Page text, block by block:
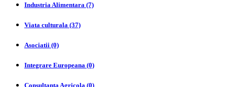
Industria Alimentara (7)
Viata culturala (37)
Asociatii (0)
Integrare Europeana (0)
Consultanta Agricola (0)